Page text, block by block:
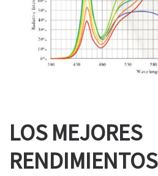
LOS MEJORES
RENDIMIENTOS